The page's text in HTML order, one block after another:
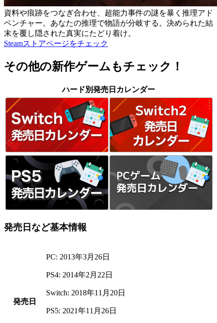
資料や痕跡をつなぎ合わせ、超能力事件の謎を暴く推理アド
ベンチャー。あなたの推理で物語が分岐する。決められた結
末を覆し隠された真実にたどり着け。
Steamストアページをチェック
その他の新作ゲームもチェック！
ハード別発売日カレンダー
発売日など基本情報
発売日
PC: 2013年3月26日
PS4: 2014年2月22日
Switch: 2018年11月20日
PS5: 2021年11月26日